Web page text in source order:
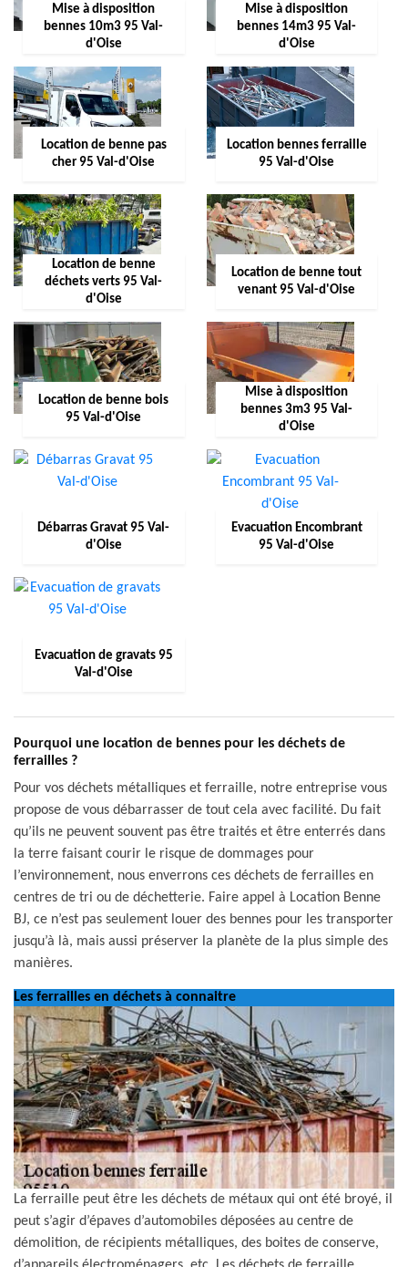
Mise à disposition
bennes 10m3 95 Val-
d'Oise
Mise à disposition
bennes 14m3 95 Val-
d'Oise
Location de benne pas
cher 95 Val-d'Oise
Location bennes ferraille
95 Val-d'Oise
Location de benne
déchets verts 95 Val-
d'Oise
Location de benne tout
venant 95 Val-d'Oise
Location de benne bois
95 Val-d'Oise
Mise à disposition
bennes 3m3 95 Val-
d'Oise
Débarras Gravat 95 Val-
d'Oise
Evacuation Encombrant
95 Val-d'Oise
Evacuation de gravats 95
Val-d'Oise
Pourquoi une location de bennes pour les déchets de
ferrailles ?
Pour vos déchets métalliques et ferraille, notre entreprise vous
propose de vous débarrasser de tout cela avec facilité. Du fait
qu’ils ne peuvent souvent pas être traités et être enterrés dans
la terre faisant courir le risque de dommages pour
l’environnement, nous enverrons ces déchets de ferrailles en
centres de tri ou de déchetterie. Faire appel à Location Benne
BJ, ce n’est pas seulement louer des bennes pour les transporter
jusqu’à là, mais aussi préserver la planète de la plus simple des
manières.
Les ferrailles en déchets à connaitre
La ferraille peut être les déchets de métaux qui ont été broyé, il
peut s’agir d’épaves d’automobiles déposées au centre de
démolition, de récipients métalliques, des boites de conserve,